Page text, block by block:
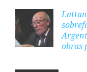
obras